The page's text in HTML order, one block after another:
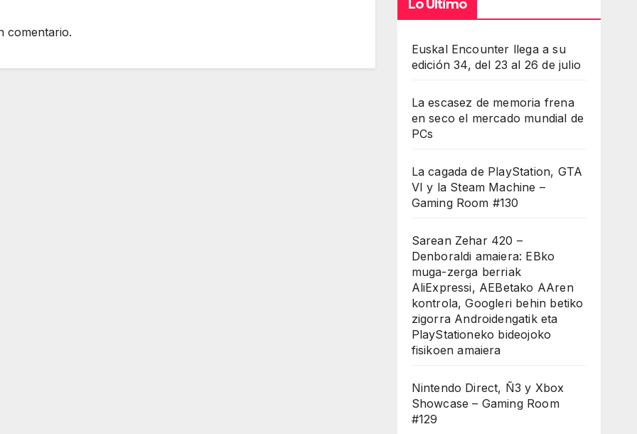
comentario.
Lo Último
Euskal Encounter llega a su
edición 34, del 23 al 26 de julio
La escasez de memoria frena
en seco el mercado mundial de
PCs
La cagada de PlayStation, GTA
VI y la Steam Machine –
Gaming Room #130
Sarean Zehar 420 –
Denboraldi amaiera: EBko
muga-zerga berriak
AliExpressi, AEBetako AAren
kontrola, Googleri behin betiko
zigorra Androidengatik eta
PlayStationeko bideojoko
fisikoen amaiera
Nintendo Direct, Ñ3 y Xbox
Showcase – Gaming Room
#129